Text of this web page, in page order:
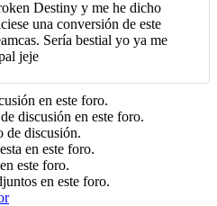
Destiny y me he dicho
una conversión de este
Sería bestial yo ya me
jeje
en este foro.
discusión en este foro.
de discusión.
en este foro.
este foro.
en este foro.